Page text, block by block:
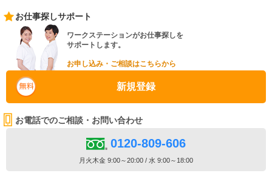
お仕事探しサポート
ワークステーションがお仕事探しを
サポートします。
お申し込み・ご相談はこちらから
新規登録
お電話でのご相談・お問い合わせ
0120-809-606
月火木金 9:00～20:00 / 水 9:00～18:00